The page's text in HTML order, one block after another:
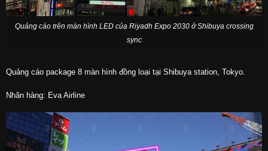
Quảng cáo trên màn hình LED của Riyadh Expo 2030 ở Shibuya crossing
sync
Quảng cáo package 8 màn hình đồng loại tại Shibuya station, Tokyo.
Nhãn hàng: Eva Airline